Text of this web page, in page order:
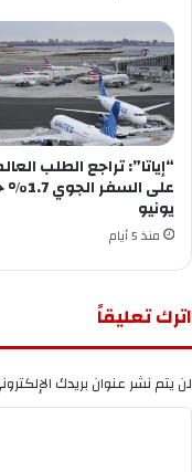
“إياتا”: تراجع الطلب
على السفر
يونيو
منذ 5 أيام
اترك تعليقاً
لن يتم نشر عنوان بريدك